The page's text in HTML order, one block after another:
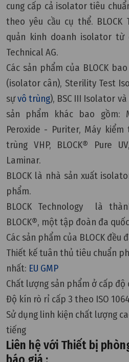
cung cấp cả isolator tiêu
theo yêu cầu cụ thể. BLOCK
quản kinh doanh isolator từ
Technical AG.
Các sản phẩm của BLOCK
(isolator cân), Sterility Test
sựvô trùng), BSC III Isolator
sản phẩm khác bao gồm:
Peroxide - Puriter, Máy
trùng VHP, BLOCK® Pure
Laminar.
BLOCK là nhà sản xuất
phẩm.
BLOCK Technology là
BLOCK®, một tập đoàn đa
Các sản phẩm của BLOCK đều
Thiết kế tuân thủ tiêu chuẩn
nhất: EU GMP
Chất lượng sản phẩm ở cấp độ
Độ kín rò rỉ cấp 3 theo ISO
Sử dụng linh kiện chất lượng
tiếng
Liên hệ với Thiết bị